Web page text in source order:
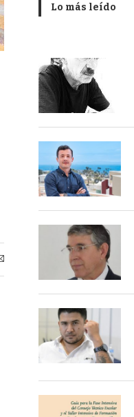
Lo más leído